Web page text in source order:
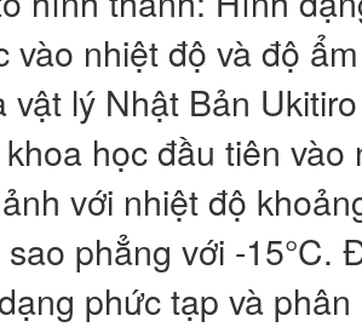
vào nhiệt độ và độ
vật lý Nhật Bản
học đầu tiên
với nhiệt độ
phẳng với -15°C.
phức tạp và